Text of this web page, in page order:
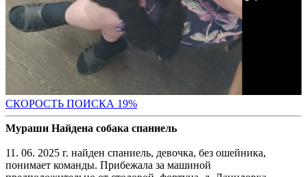
СКОРОСТЬ ПОИСКА 19%
Мураши Найдена собака спаниель
11. 06. 2025 г. найден спаниель, девочка, без ошейника,
понимает команды. Прибежала за машиной